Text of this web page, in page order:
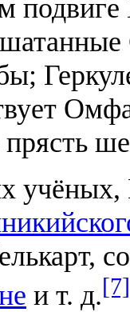
прясть
и т. д.[7]